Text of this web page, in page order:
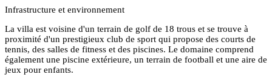
Infrastructure et environnement
La villa est voisine d'un terrain de golf de 18 trous et se trouve à
proximité d'un prestigieux club de sport qui propose des courts de
tennis, des salles de fitness et des piscines. Le domaine comprend
également une piscine extérieure, un terrain de football et une aire de
jeux pour enfants.